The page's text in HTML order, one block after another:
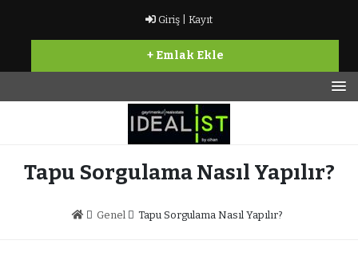
Giriş | Kayıt
+ Emlak Ekle
İdealist Gayrimenkul
Tapu Sorgulama Nasıl Yapılır?
Genel Tapu Sorgulama Nasıl Yapılır?